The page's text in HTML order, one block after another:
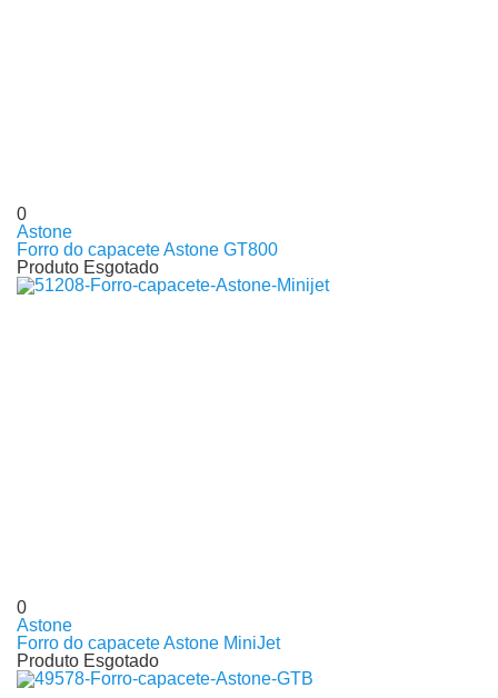
0
Astone
Forro do capacete Astone GT800
Produto Esgotado
0
Astone
Forro do capacete Astone MiniJet
Produto Esgotado